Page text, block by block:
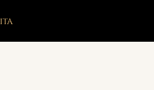
ITA